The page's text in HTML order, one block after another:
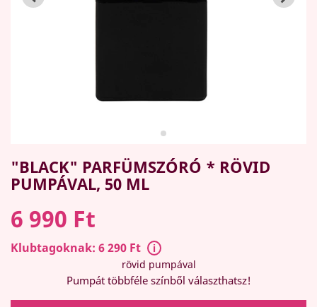
"BLACK" PARFÜMSZÓRÓ * RÖVID
PUMPÁVAL, 50 ML
6 990 Ft
Klubtagoknak: 6 290 Ft
rövid pumpával
Pumpát többféle színből választhatsz!